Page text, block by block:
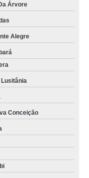
Árvore
Alegre
Conceição